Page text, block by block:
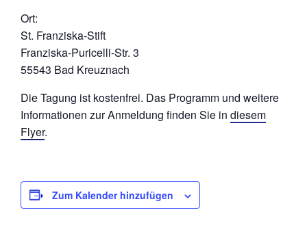
Ort:
St. Franziska-Stift
Franziska-Puricelli-Str. 3
55543 Bad Kreuznach
Die Tagung ist kostenfrei. Das Programm und weitere
Informationen zur Anmeldung finden Sie in diesem
Flyer.
Zum Kalender hinzufügen